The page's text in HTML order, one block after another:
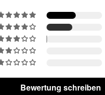
Bewertung schreiben